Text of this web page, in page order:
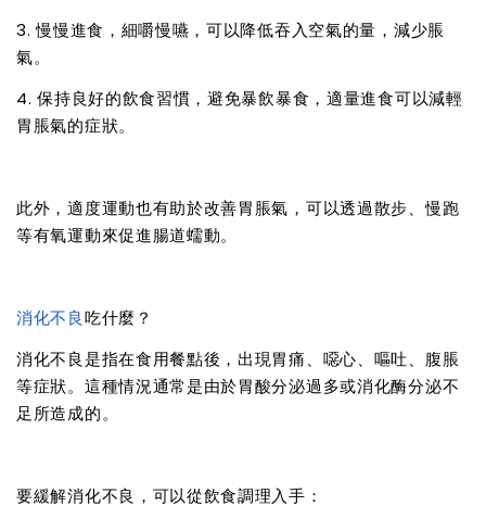
3. 慢慢進食，細嚼慢嚥，可以降低吞入空氣的量，減少脹
氣。
4. 保持良好的飲食習慣，避免暴飲暴食，適量進食可以減輕
胃脹氣的症狀。
此外，適度運動也有助於改善胃脹氣，可以透過散步、慢跑
等有氧運動來促進腸道蠕動。
消化不良吃什麼？
消化不良是指在食用餐點後，出現胃痛、噁心、嘔吐、腹脹
等症狀。這種情況通常是由於胃酸分泌過多或消化酶分泌不
足所造成的。
要緩解消化不良，可以從飲食調理入手：